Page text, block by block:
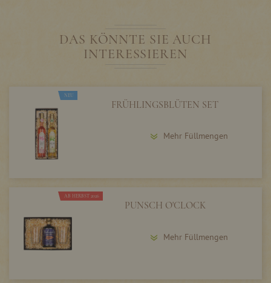
DAS KÖNNTE SIE AUCH
INTERESSIEREN
NEU
FRÜHLINGSBLÜTEN SET
Mehr Füllmengen
AB HERBST 2026
PUNSCH O'CLOCK
Mehr Füllmengen